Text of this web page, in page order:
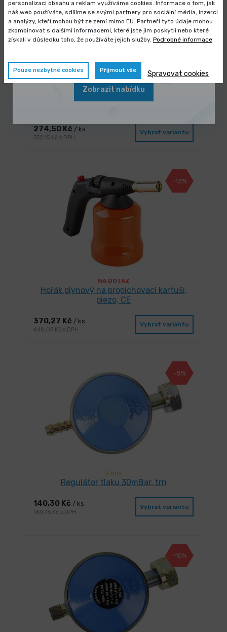
NA DOTAZ
274,50 Kč / ks
332,15 Kč s DPH
Vybrat variantu
-13%
NA DOTAZ
Hořák plynový na propichovací kartuši,
piezo, CE
370,27 Kč / ks
448,03 Kč s DPH
Vybrat variantu
-8%
3 dny
Regulátor tlaku 30mBar, trn
140,30 Kč / ks
169,76 Kč s DPH
Vybrat variantu
-10%
personalizaci obsahu a reklam využíváme cookies. Informace o tom, jak
náš web používáte, sdílíme se svými partnery pro sociální média, inzerci
a analýzy, kteří mohou být ze zemí mimo EU. Partneři tyto údaje mohou
zkombinovat s dalšími informacemi, které jste jim poskytli nebo které
získali v důsledku toho, že používáte jejich služby. Podrobné informace
Pouze nezbytné cookies Přijmout vše Spravovat cookies
Výprodej skladových zásob
Vybrané produkty nyní pořídíte za
Zobrazit nabídku